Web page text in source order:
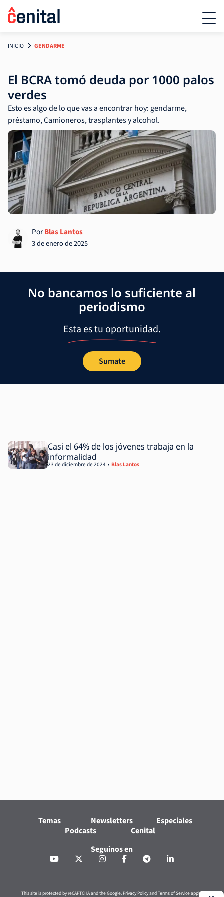
INICIO GENDARME
El BCRA tomó deuda por 1000 palos
verdes
Esto es algo de lo que vas a encontrar hoy: gendarme,
préstamo, Camioneros, trasplantes y alcohol.
PorBlas Lantos
3 de enero de 2025
No bancamos lo suficiente al
periodismo
Esta es tu oportunidad.
Sumate
Casi el 64% de los jóvenes trabaja en la
informalidad
Blas Lantos
23 de diciembre de 2024
Temas Newsletters
Especiales
Podcasts
Cenital
Seguinos en
This site is protected by reCAPTCHA and the Google. Privacy PolicyandTerms of Serviceapply.